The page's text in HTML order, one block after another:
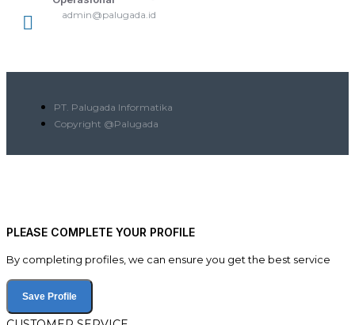
admin@palugada.id
PT. Palugada Informatika
Copyright @Palugada
PLEASE COMPLETE YOUR PROFILE
By completing profiles, we can ensure you get the best service
Save Profile